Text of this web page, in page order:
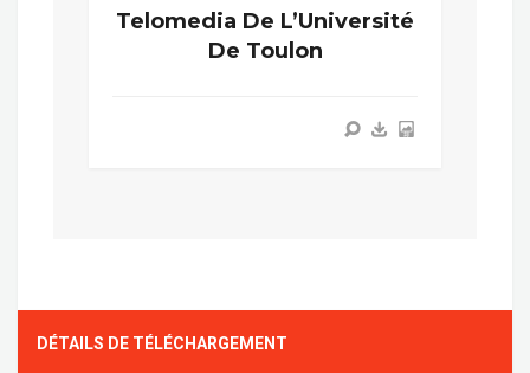
Telomedia De L’Université
De Toulon
DÉTAILS DE TÉLÉCHARGEMENT